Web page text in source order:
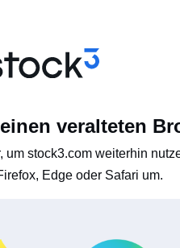
veralteten
stock3.com weiterhin
Edge oder Safari um.